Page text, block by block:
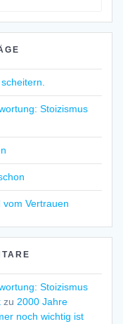
Stoizismus
Vertrauen
Stoizismus
zu 2000 Jahre
noch wichtig ist